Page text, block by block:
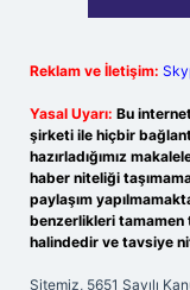
Reklam ve İletişim:
Yasal Uyarı: Bu
şirketi ile hiçbir
hazırladığımız
haber niteliği
paylaşım
benzerlikleri
halindedir ve tavsiye
Sitemiz, 5651 Sayılı